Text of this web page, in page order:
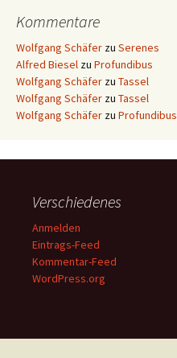
Kommentare
Wolfgang Schäfer zu Serenes
Alfred Biesel zu Profundibus
Wolfgang Schäfer zu Tassel
Wolfgang Schäfer zu Tassel
Wolfgang Schäfer zu Profundibus
Verschiedenes
Anmelden
Eintrags-Feed
Kommentar-Feed
WordPress.org